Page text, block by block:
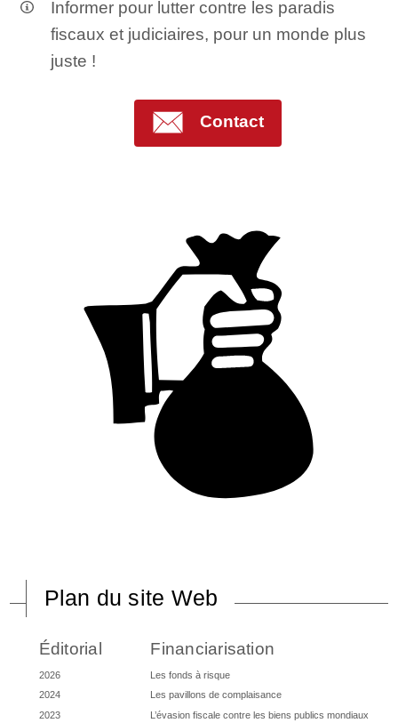
Informer pour lutter contre les paradis
fiscaux et judiciaires, pour un monde plus
juste !
Contact
Plan du site Web
Éditorial
2026
2024
2023
Financiarisation
Les fonds à risque
Les pavillons de complaisance
L’évasion fiscale contre les biens publics mondiaux